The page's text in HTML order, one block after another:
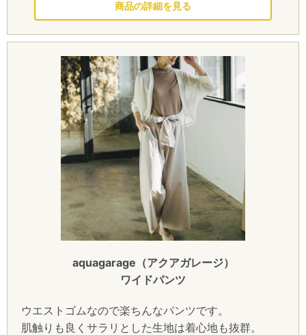
このドレスを見る
aquagarage（アクアガレージ）
ワイドパンツ
ウエストゴムなので楽ちんなパンツです。
肌触りも良くサラリとした生地は着心地も抜群。